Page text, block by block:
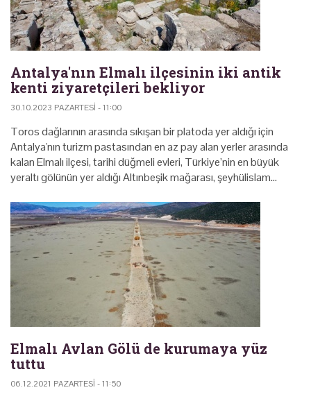
Antalya'nın Elmalı ilçesinin iki antik
kenti ziyaretçileri bekliyor
30.10.2023 PAZARTESI - 11:00
Toros dağlarının arasında sıkışan bir platoda yer aldığı için
Antalya'nın turizm pastasından en az pay alan yerler arasında
kalan Elmalı ilçesi, tarihi düğmeli evleri, Türkiye’nin en büyük
yeraltı gölünün yer aldığı Altınbeşik mağarası, şeyhülislam…
Elmalı Avlan Gölü de kurumaya yüz
tuttu
06.12.2021 PAZARTESI - 11:50